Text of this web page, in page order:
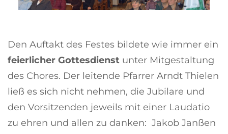
Den Auftakt des Festes bildete wie immer ein
feierlicher Gottesdienst unter Mitgestaltung
des Chores. Der leitende Pfarrer Arndt Thielen
ließ es sich nicht nehmen, die Jubilare und
den Vorsitzenden jeweils mit einer Laudatio
zu ehren und allen zu danken: Jakob Janßen